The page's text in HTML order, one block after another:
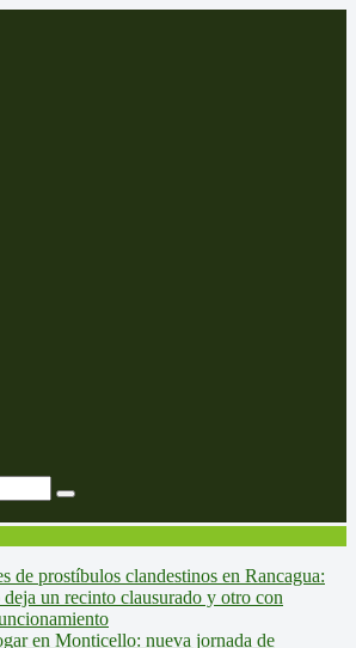
de prostíbulos clandestinos en Rancagua:
un recinto clausurado y otro con
en Monticello: nueva jornada de